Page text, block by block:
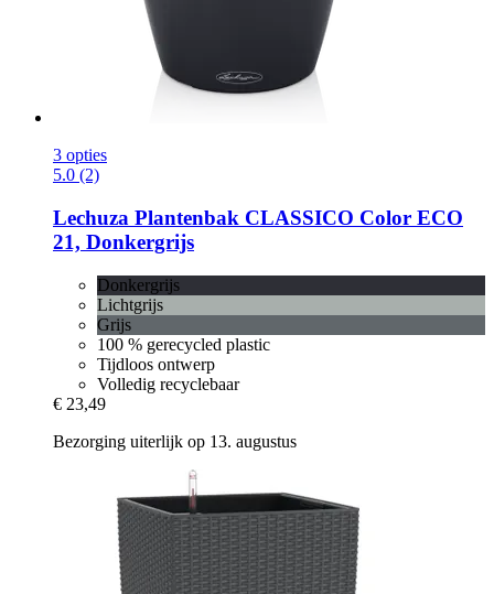
3 opties
5.0 (2)
Lechuza Plantenbak CLASSICO Color ECO
21, Donkergrijs
Donkergrijs
Lichtgrijs
Grijs
100 % gerecycled plastic
Tijdloos ontwerp
Volledig recyclebaar
€ 23,49
Bezorging uiterlijk op 13. augustus